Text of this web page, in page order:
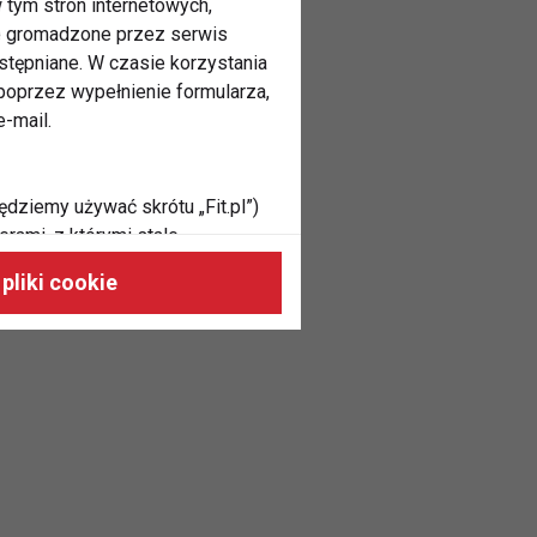
tym stron internetowych,
gromadzone przez serwis
W czasie korzystania
wypełnienie formularza,
mail.
używać skrótu „Fit.pl”)
z którymi stale
odpowiadać Twoim
cookie